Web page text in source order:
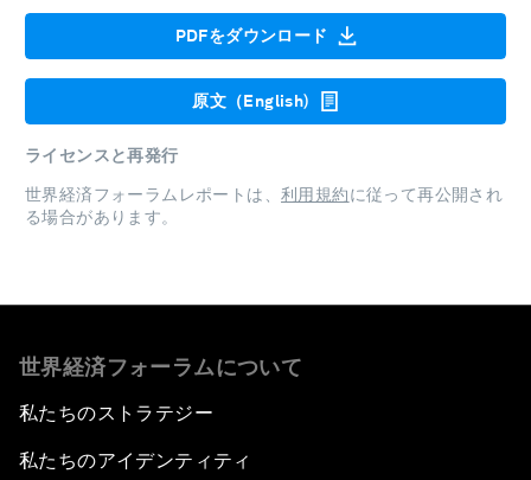
PDFをダウンロード
原文（English)
ライセンスと再発行
世界経済フォーラムレポートは、 利用規約に従って再公開され
る場合があります。
世界経済フォーラムについて
私たちのストラテジー
私たちのアイデンティティ